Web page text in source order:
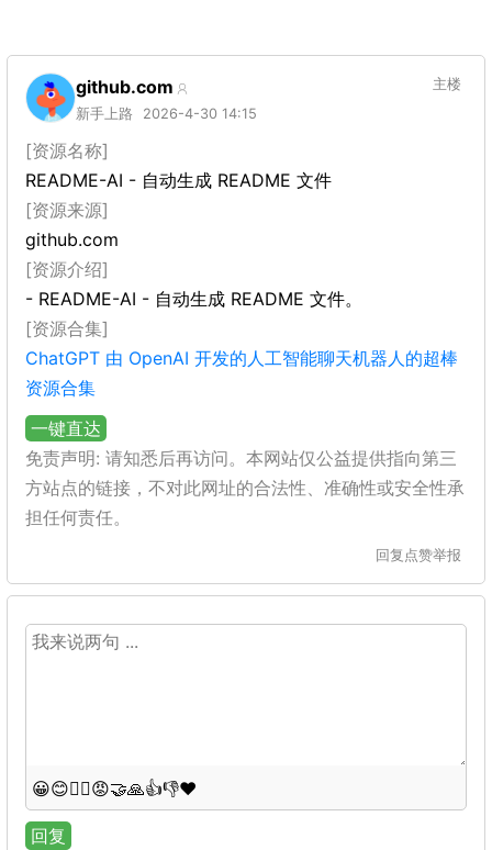
github.com
新手上路 2026-4-30 14:15
主楼
[资源名称]
README-AI - 自动生成 README 文件
[资源来源]
github.com
[资源介绍]
- README-AI - 自动生成 README 文件。
[资源合集]
ChatGPT 由 OpenAI 开发的人工智能聊天机器人的超棒
资源合集
一键直达
免责声明: 请知悉后再访问。本网站仅公益提供指向第三
方站点的链接，不对此网址的合法性、准确性或安全性承
担任何责任。
回复 点赞举报
😀😊😵‍💫😡🤝🙏👍👎❤️
回复